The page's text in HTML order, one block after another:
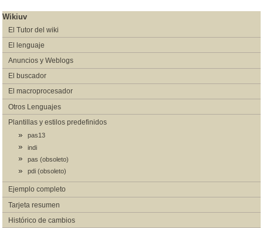
Wikiuv
El Tutor del wiki
El lenguaje
Anuncios y Weblogs
El buscador
El macroprocesador
Otros Lenguajes
Plantillas y estilos predefinidos
pas13
indi
pas (obsoleto)
pdi (obsoleto)
Ejemplo completo
Tarjeta resumen
Histórico de cambios